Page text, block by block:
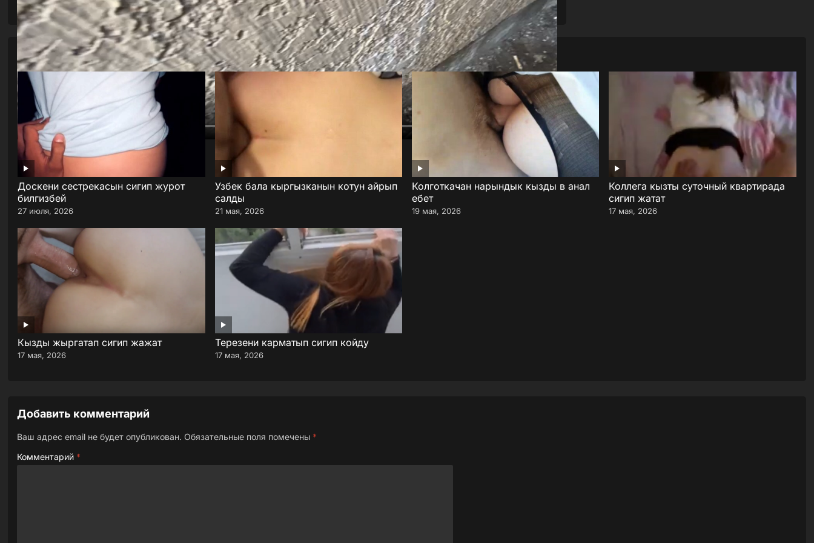
You May Also Like
Доскени сестрекасын сигип журот
билгизбей
27 июля, 2026
Узбек бала кыргызканын котун айрып
салды
21 мая, 2026
Колготкачан нарындык кызды в анал
ебет
19 мая, 2026
Коллега кызты суточный квартирада
сигип жатат
17 мая, 2026
Кызды жыргатап сигип жажат
17 мая, 2026
Терезени карматып сигип койду
17 мая, 2026
Добавить комментарий
Ваш адрес email не будет опубликован. Обязательные поля помечены *
Комментарий *